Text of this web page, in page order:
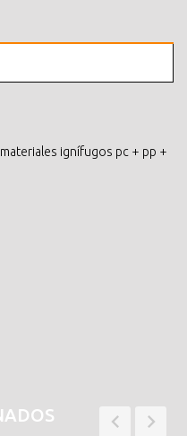
ignífugos pc + pp +